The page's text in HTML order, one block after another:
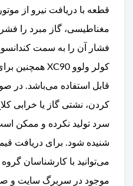
قطعه با دریافت نیرو از
مغناطیسی، گاز مبرد را
فشار آن را به سمت
قابل استفاده می‌باشد. در
کردن، نشتی گاز یا خرابی
سرد تولید نکرده و ممکن
شنیده شود. برای دریافت
می‌توانید با کارشناسان
موجود در سربرگ سایت و